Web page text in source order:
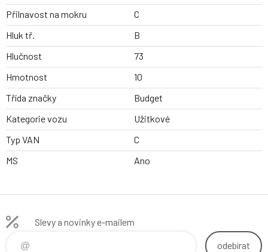
Přilnavost na mokru
C
Hluk tř.
B
Hlučnost
73
Hmotnost
10
Třída značky
Budget
Kategorie vozu
Užitkové
Typ VAN
C
MS
Ano
Slevy a novinky e-mailem
odebírat